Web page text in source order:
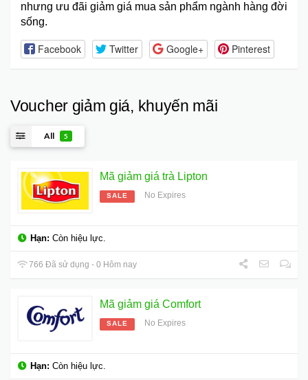
nhưng ưu đãi giảm giá mua sản phẩm ngành hàng đời
sống.
Facebook Twitter Google+ Pinterest
Voucher giảm giá, khuyến mãi
All 5
Mã giảm giá trà Lipton
SALE No Expires
Hạn: Còn hiệu lực.
766 Đã sử dụng - 0 Hôm nay
Mã giảm giá Comfort
SALE No Expires
Hạn: Còn hiệu lực.